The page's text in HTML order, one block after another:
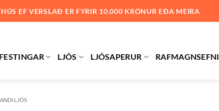
EF VERSLAÐ ER FYRIR 10.000 KRÓNUR EÐA MEIRA
FESTINGAR LJÓS LJÓSAPERUR RAFMAGNSEFNI
LJÓS